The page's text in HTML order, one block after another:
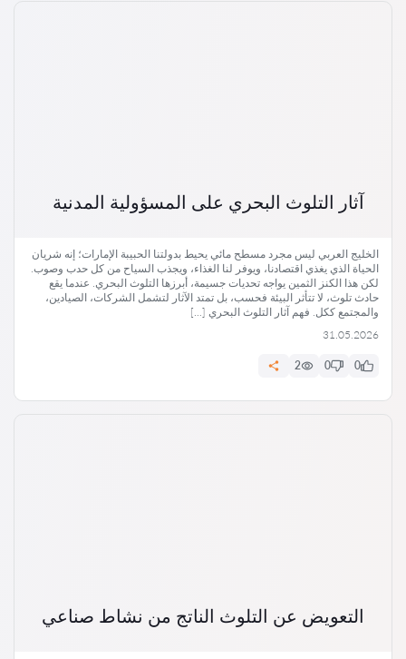
آثار التلوث البحري على المسؤولية المدنية
الخليج العربي ليس مجرد مسطح مائي يحيط بدولتنا الحبيبة الإمارات؛ إنه شريان
الحياة الذي يغذي اقتصادنا، ويوفر لنا الغذاء، ويجذب السياح من كل حدب وصوب.
لكن هذا الكنز الثمين يواجه تحديات جسيمة، أبرزها التلوث البحري. عندما يقع
حادث تلوث، لا تتأثر البيئة فحسب، بل تمتد الآثار لتشمل الشركات، الصيادين،
والمجتمع ككل. فهم آثار التلوث البحري […]
31.05.2026
0
0
2
التعويض عن التلوث الناتج من نشاط صناعي